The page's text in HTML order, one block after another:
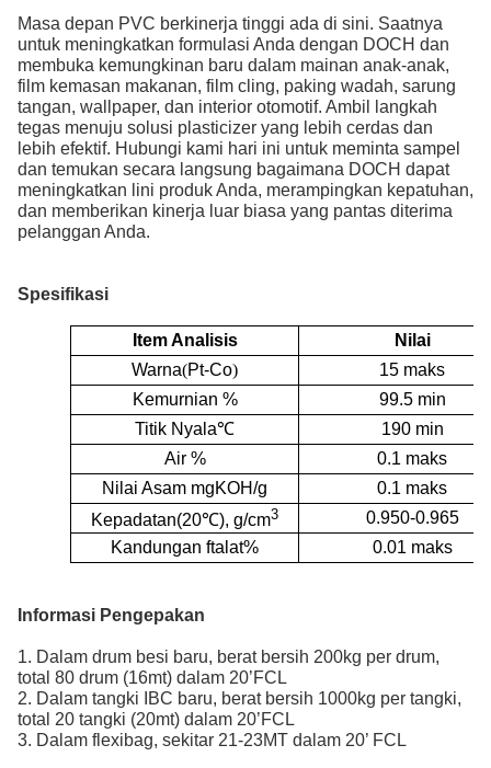
Masa depan PVC berkinerja tinggi ada di sini. Saatnya
untuk meningkatkan formulasi Anda dengan DOCH dan
membuka kemungkinan baru dalam mainan anak-anak,
film kemasan makanan, film cling, paking wadah, sarung
tangan, wallpaper, dan interior otomotif. Ambil langkah
tegas menuju solusi plasticizer yang lebih cerdas dan
lebih efektif. Hubungi kami hari ini untuk meminta sampel
dan temukan secara langsung bagaimana DOCH dapat
meningkatkan lini produk Anda, merampingkan kepatuhan,
dan memberikan kinerja luar biasa yang pantas diterima
pelanggan Anda.
Spesifikasi
Item Analisis
Nilai
Warna(Pt-Co)
15 maks
Kemurnian %
99.5 min
Titik Nyala℃
190 min
Air %
0.1 maks
Nilai Asam mgKOH/g
0.1 maks
Kepadatan(20℃), g/cm3
0.950-0.965
Kandungan ftalat%
0.01 maks
Informasi Pengepakan
1. Dalam drum besi baru, berat bersih 200kg per drum,
total 80 drum (16mt) dalam 20’FCL
2. Dalam tangki IBC baru, berat bersih 1000kg per tangki,
total 20 tangki (20mt) dalam 20’FCL
3. Dalam flexibag, sekitar 21-23MT dalam 20’ FCL